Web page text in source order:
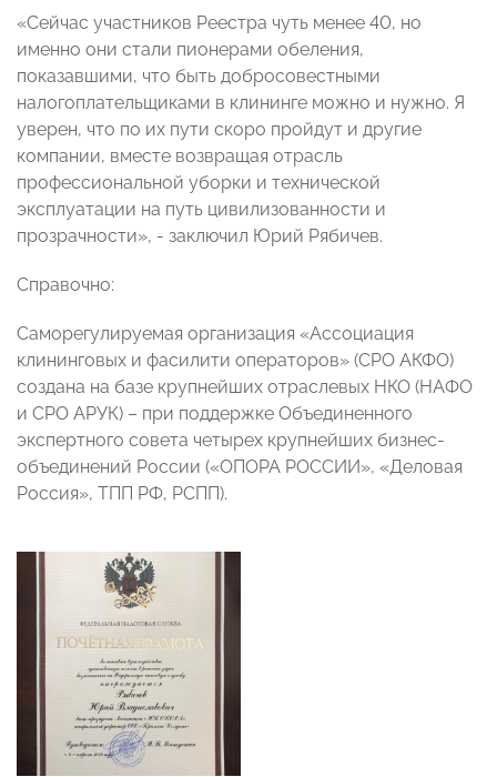
«Сейчас участников Реестра чуть менее 40, но
именно они стали пионерами обеления,
показавшими, что быть добросовестными
налогоплательщиками в клининге можно и нужно. Я
уверен, что по их пути скоро пройдут и другие
компании, вместе возвращая отрасль
профессиональной уборки и технической
эксплуатации на путь цивилизованности и
прозрачности», - заключил Юрий Рябичев.
Справочно:
Саморегулируемая организация «Ассоциация
клининговых и фасилити операторов» (СРО АКФО)
создана на базе крупнейших отраслевых НКО (НАФО
и СРО АРУК) – при поддержке Объединенного
экспертного совета четырех крупнейших бизнес-
объединений России («ОПОРА РОССИИ», «Деловая
Россия», ТПП РФ, РСПП).